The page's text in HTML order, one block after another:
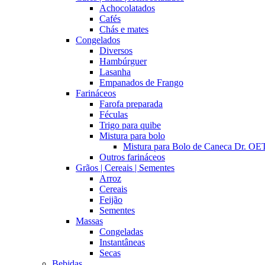
Achocolatados
Cafés
Chás e mates
Congelados
Diversos
Hambúrguer
Lasanha
Empanados de Frango
Farináceos
Farofa preparada
Féculas
Trigo para quibe
Mistura para bolo
Mistura para Bolo de Caneca Dr.
Outros farináceos
Grãos | Cereais | Sementes
Arroz
Cereais
Feijão
Sementes
Massas
Congeladas
Instantâneas
Secas